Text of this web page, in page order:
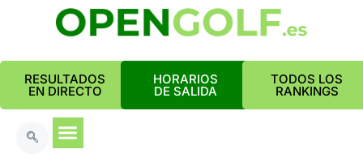
RESULTADOS
EN DIRECTO
HORARIOS
DE SALIDA
TODOS LOS
RANKINGS